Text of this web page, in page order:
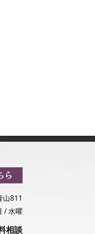
811
/ 水曜
相談